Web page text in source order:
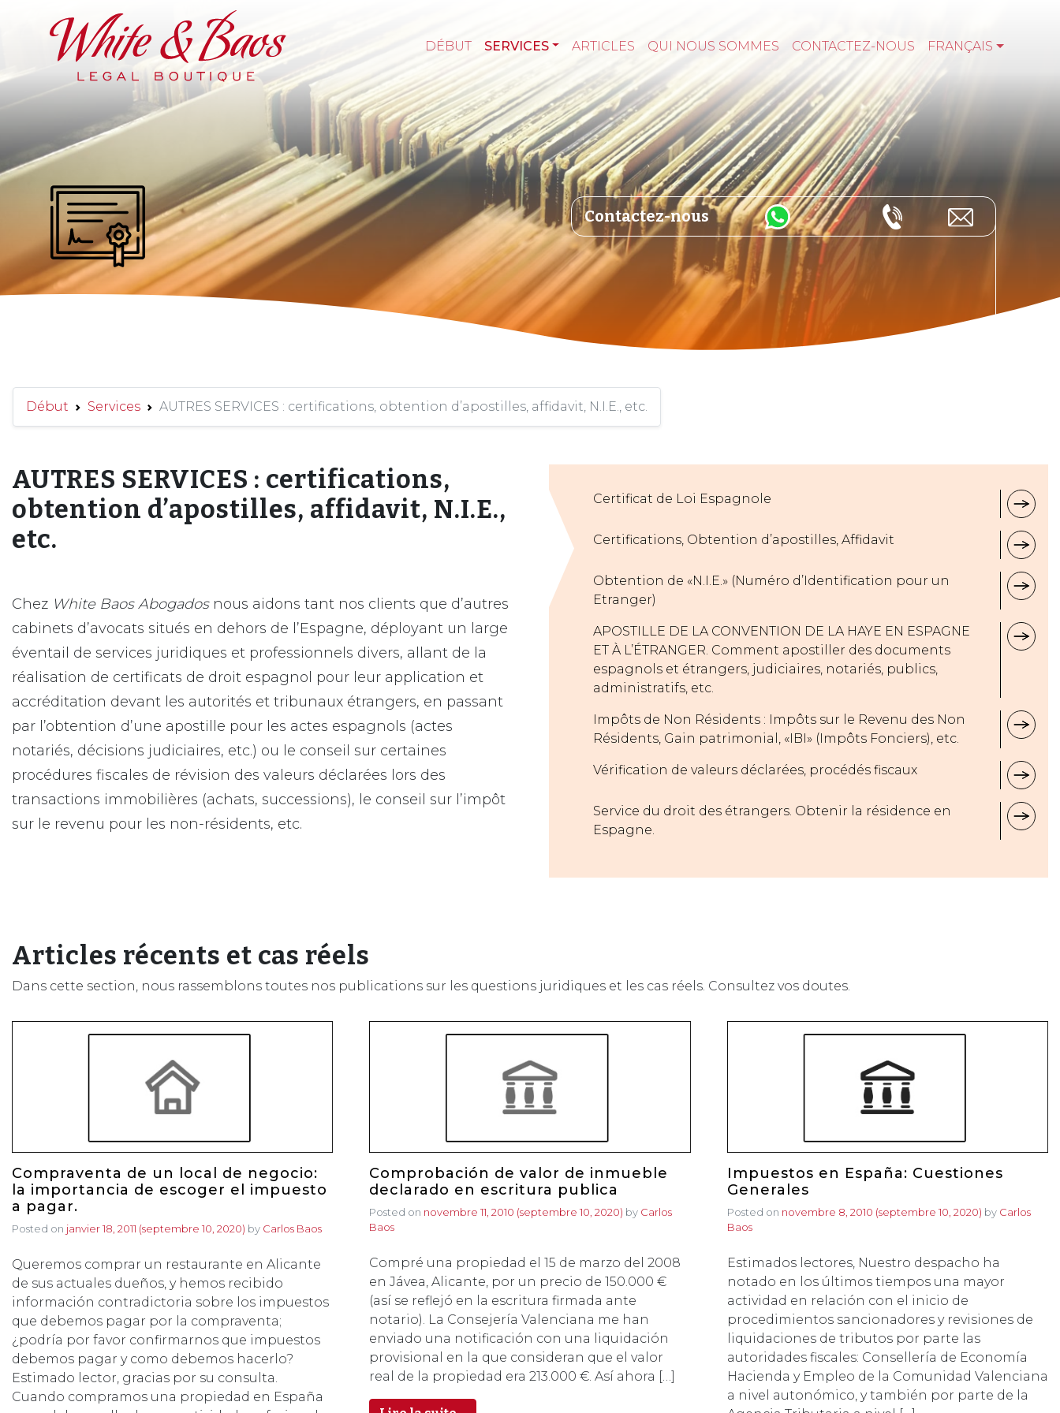
Main Navigation DÉBUT SERVICES ARTICLES QUI NOUS SOMMES CONTACTEZ-NOUS FRANÇAIS
Contactez-nous
Début Services AUTRES SERVICES : certifications, obtention d’apostilles, affidavit, N.I.E., etc.
AUTRES SERVICES : certifications,
obtention d’apostilles, affidavit, N.I.E.,
etc.
Chez White Baos Abogadosnous aidons tant nos clients que d’autres
cabinets d’avocats situés en dehors de l’Espagne, déployant un large
éventail de services juridiques et professionnels divers, allant de la
réalisation de certificats de droit espagnol pour leur application et
accréditation devant les autorités et tribunaux étrangers, en passant
par l’obtention d’une apostille pour les actes espagnols (actes
notariés, décisions judiciaires, etc.) ou le conseil sur certaines
procédures fiscales de révision des valeurs déclarées lors des
transactions immobilières (achats, successions), le conseil sur l’impôt
sur le revenu pour les non-résidents, etc.
Certificat de Loi Espagnole
Certifications, Obtention d’apostilles, Affidavit
Obtention de «N.I.E.» (Numéro d’Identification pour un
Etranger)
APOSTILLE DE LA CONVENTION DE LA HAYE EN ESPAGNE
ET À L’ÉTRANGER. Comment apostiller des documents
espagnols et étrangers, judiciaires, notariés, publics,
administratifs, etc.
Impôts de Non Résidents : Impôts sur le Revenu des Non
Résidents, Gain patrimonial, «IBI» (Impôts Fonciers), etc.
Vérification de valeurs déclarées, procédés fiscaux
Service du droit des étrangers. Obtenir la résidence en
Espagne.
Articles récents et cas réels
Dans cette section, nous rassemblons toutes nos publications sur les questions juridiques et les cas réels. Consultez vos doutes.
Compraventa de un local de negocio:
la importancia de escoger el impuesto
a pagar.
Posted on janvier 18, 2011 (septembre 10, 2020) by Carlos Baos
Queremos comprar un restaurante en Alicante
de sus actuales dueños, y hemos recibido
información contradictoria sobre los impuestos
que debemos pagar por la compraventa;
¿podría por favor confirmarnos que impuestos
debemos pagar y como debemos hacerlo?
Estimado lector, gracias por su consulta.
Cuando compramos una propiedad en España
Comprobación de valor de inmueble
declarado en escritura publica
Posted on novembre 11, 2010 (septembre 10, 2020) by Carlos
Baos
Compré una propiedad el 15 de marzo del 2008
en Jávea, Alicante, por un precio de 150.000 €
(así se reflejó en la escritura firmada ante
notario). La Consejería Valenciana me han
enviado una notificación con una liquidación
provisional en la que consideran que el valor
real de la propiedad era 213.000 €. Así ahora […]
Impuestos en España: Cuestiones
Generales
Posted on novembre 8, 2010 (septembre 10, 2020) by Carlos
Baos
Estimados lectores, Nuestro despacho ha
notado en los últimos tiempos una mayor
actividad en relación con el inicio de
procedimientos sancionadores y revisiones de
liquidaciones de tributos por parte las
autoridades fiscales: Consellería de Economía
Hacienda y Empleo de la Comunidad Valenciana
a nivel autonómico, y también por parte de la